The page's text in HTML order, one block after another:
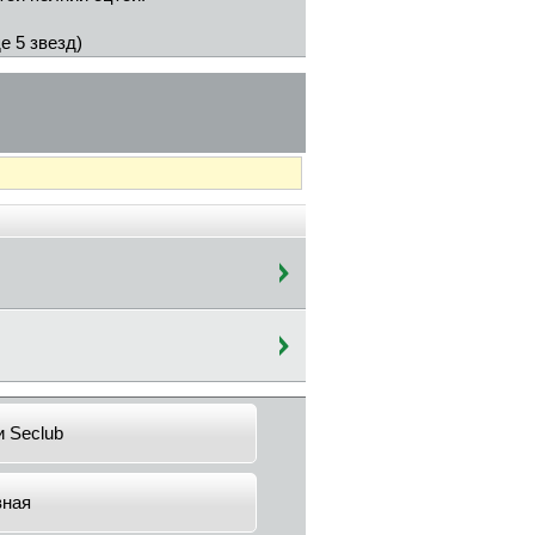
5 звезд)
Seclub